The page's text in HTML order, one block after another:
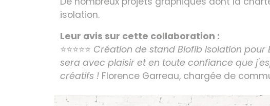
isolation.
Leur avis sur cette collaboration :
⭐​⭐​⭐​⭐​⭐ Création de stand Biofib Isolation
sera avec plaisir et en toute confiance que
créatifs ! Florence Garreau, chargée de